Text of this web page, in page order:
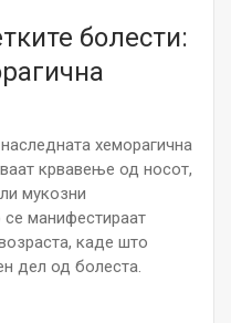
болести:
хеморагична
крвавење од носот,
мукозни
се манифестираат
каде што
дел од болеста.